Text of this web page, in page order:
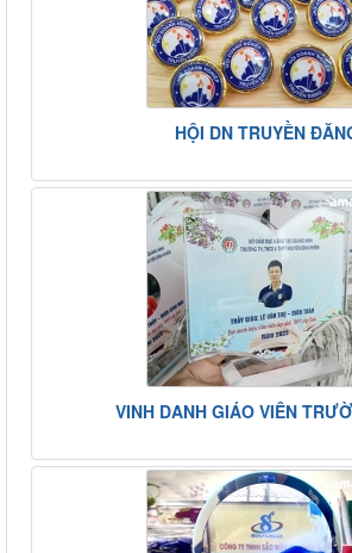
HỘI DN TRUYỀN
VINH DANH GIÁO VIÊN